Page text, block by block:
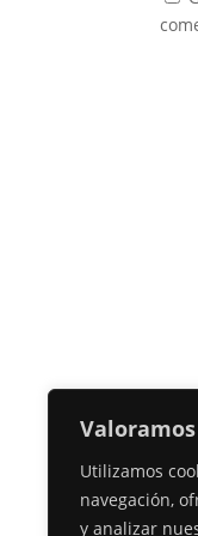
Utilizamos
navegación,
y analizar